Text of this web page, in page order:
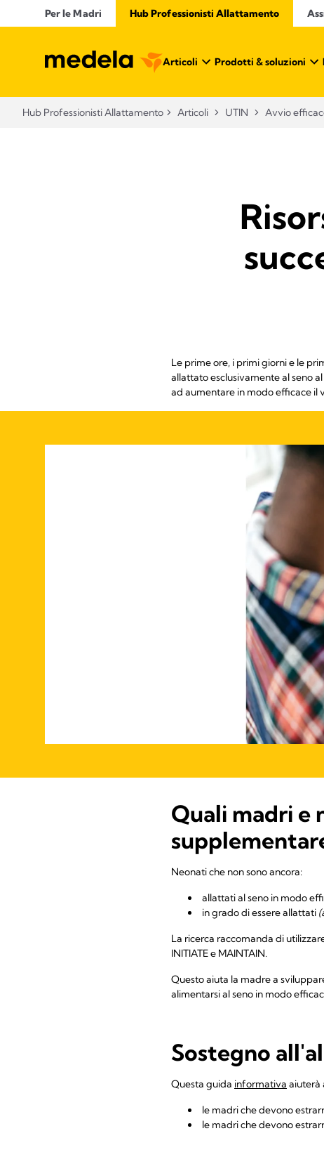
Per le Madri Hub Professionisti Allattamento​
Articoli​ Prodotti & soluzioni
Hub Professionisti Allattamento​ Articoli​ UTIN Avvio
Le prime ore, i primi giorni e le
allattato esclusivamente al seno
ad aumentare in modo efficace il
Quali madri e
Neonati che non sono ancora:
allattati al seno in modo
in grado di essere allattati
La ricerca raccomanda di
INITIATE e MAINTAIN.
Questo aiuta la madre a
alimentarsi al seno in modo
Sostegno
Questa guida informativa aiuterà
le madri che devono
le madri che devono